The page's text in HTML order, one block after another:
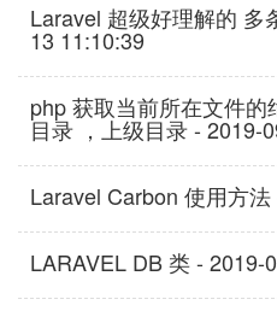
Laravel 超级好理解的 多
13 11:10:39
php 获取当前所在文件
目录 ，上级目录 - 2019-
Laravel Carbon 使用方
LARAVEL DB 类 - 2019-